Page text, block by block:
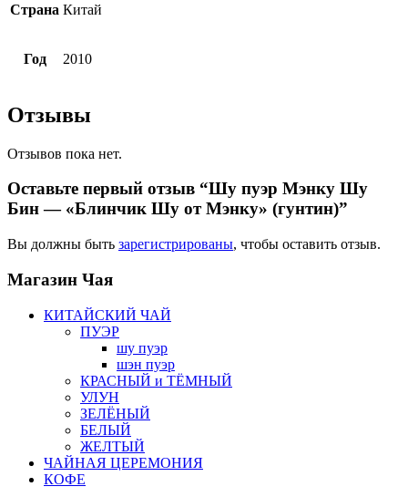
Страна Китай
Год 2010
Отзывы
Отзывов пока нет.
Оставьте первый отзыв “Шу пуэр Мэнку Шу
Бин — «Блинчик Шу от Мэнку» (гунтин)”
Вы должны быть зарегистрированы, чтобы оставить отзыв.
Магазин Чая
КИТАЙСКИЙ ЧАЙ
ПУЭР
шу пуэр
шэн пуэр
КРАСНЫЙ и ТЁМНЫЙ
УЛУН
ЗЕЛЁНЫЙ
БЕЛЫЙ
ЖЕЛТЫЙ
ЧАЙНАЯ ЦЕРЕМОНИЯ
КОФЕ